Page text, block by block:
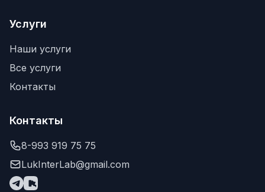
Услуги
Наши услуги
Все услуги
Контакты
Контакты
8-993 919 75 75
LukInterLab@gmail.com